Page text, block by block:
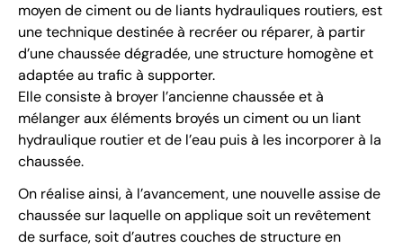
moyen de ciment ou de liants hydrauliques routiers, est
une technique destinée à recréer ou réparer, à partir
d’une chaussée dégradée, une structure homogène et
adaptée au trafic à supporter.
Elle consiste à broyer l’ancienne chaussée et à
mélanger aux éléments broyés un ciment ou un liant
hydraulique routier et de l’eau puis à les incorporer à la
chaussée.
On réalise ainsi, à l’avancement, une nouvelle assise de
chaussée sur laquelle on applique soit un revêtement
de surface, soit d’autres couches de structure en